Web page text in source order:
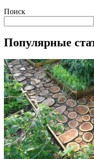
Поиск
Популярные